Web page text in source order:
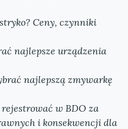
Ceny, czynniki
najlepsze urządzenia
najlepszą zmywarkę
w BDO za
i konsekwencji dla